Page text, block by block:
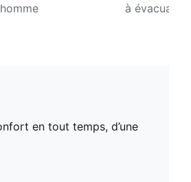
à
en tout temps, d’une